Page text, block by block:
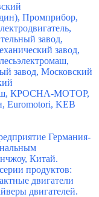
Промприбор,
завод,
завод,
завод, Московский
КРОСНА-МОТОР,
Euromotori, KEB
Германия-
Китай.
продуктов:
двигатели
двигателей.